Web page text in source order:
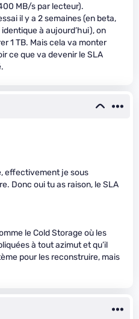
MB/s par lecteur).
il y a 2 semaines (en beta,
à aujourd’hui), on
1 TB. Mais cela va monter
ce que va devenir le SLA
effectivement je sous
Donc oui tu as raison, le SLA
le Cold Storage où les
à tout azimut et qu’il
pour les reconstruire, mais